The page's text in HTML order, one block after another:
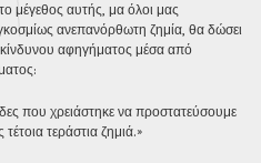
μέγεθος αυτής, μα όλοι μας
ανεπανόρθωτη ζημία, θα δώσει
αφηγήματος μέσα από
που χρειάστηκε να προστατεύσουμε
τεράστια ζημιά.»